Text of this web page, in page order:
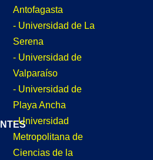
Antofagasta
- Universidad de La
Serena
- Universidad de
Valparaíso
- Universidad de
Playa Ancha
- Universidad
Metropolitana de
Ciencias de la